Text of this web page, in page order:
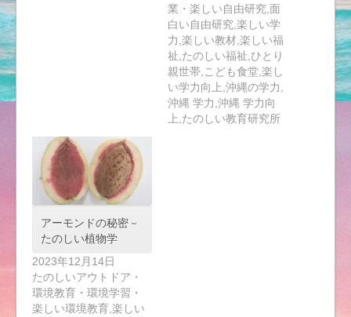
業・楽しい自由研究,面
白い自由研究,楽しい学
力,楽しい教材,楽しい福
祉,たのしい福祉,ひとり
親世帯,こども食堂,楽し
い学力向上,沖縄の学力,
沖縄 学力,沖縄 学力向
上,たのしい教育研究所
アーモンドの秘密－
たのしい植物学
2023年12月14日
たのしいアウトドア・
環境教育・環境学習・
楽しい環境教育,楽しい